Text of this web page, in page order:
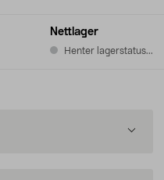
Nettlager
Henter lagerstatus...